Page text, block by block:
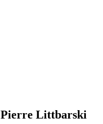
Pierre Littbarski